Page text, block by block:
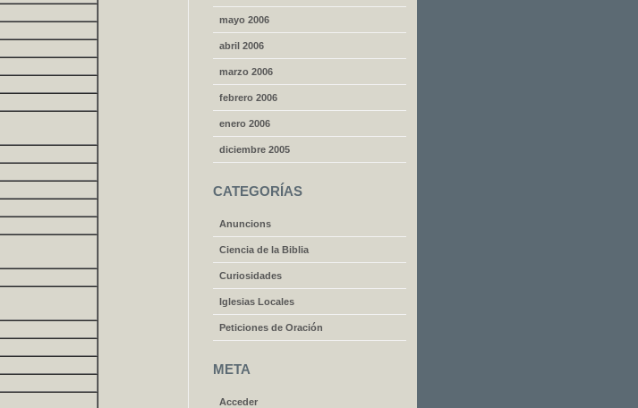
mayo 2006
abril 2006
marzo 2006
febrero 2006
enero 2006
diciembre 2005
CATEGORÍAS
Anuncions
Ciencia de la Biblia
Curiosidades
Iglesias Locales
Peticiones de Oración
META
Acceder